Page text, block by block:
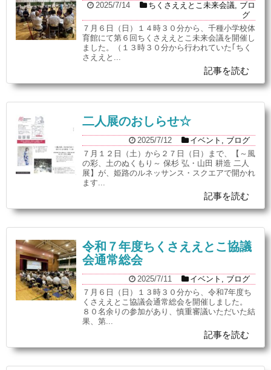
2025/7/14 ちくさええとこ未来会議, ブロ
グ
７月６日（日）１４時３０分から、千種小学校体
育館にて第６回ちくさええとこ未来会議を開催し
ました。（１３時３０分から行われていた｢ちく
さええと...
記事を読む
二人展のおしらせ☆
2025/7/12 イベント , ブログ
７月１２日（土）から２７日（日）まで、【～風
の彩、土のぬくもり～ 保杉 弘・山田 耕造 二人
展】が、姫路のルネッサンス・スクエアで開かれ
ます...
記事を読む
令和７年度ちくさええとこ協議
会通常総会
2025/7/11 イベント , ブログ
７月６日（日）１３時３０分から、令和7年度ち
くさええとこ協議会通常総会を開催しました。
８０名余りの参加があり、慎重審議いただいた結
果、第...
記事を読む